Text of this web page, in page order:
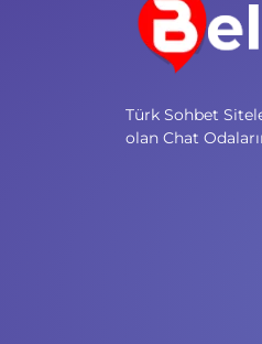
Türk Sohbet
olan Chat